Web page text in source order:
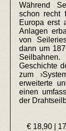
Während
schon recht
Europa erst
Anlagen
von
dann um
Geschichte
zum
erweiterte
einen
der
€ 18,90 |